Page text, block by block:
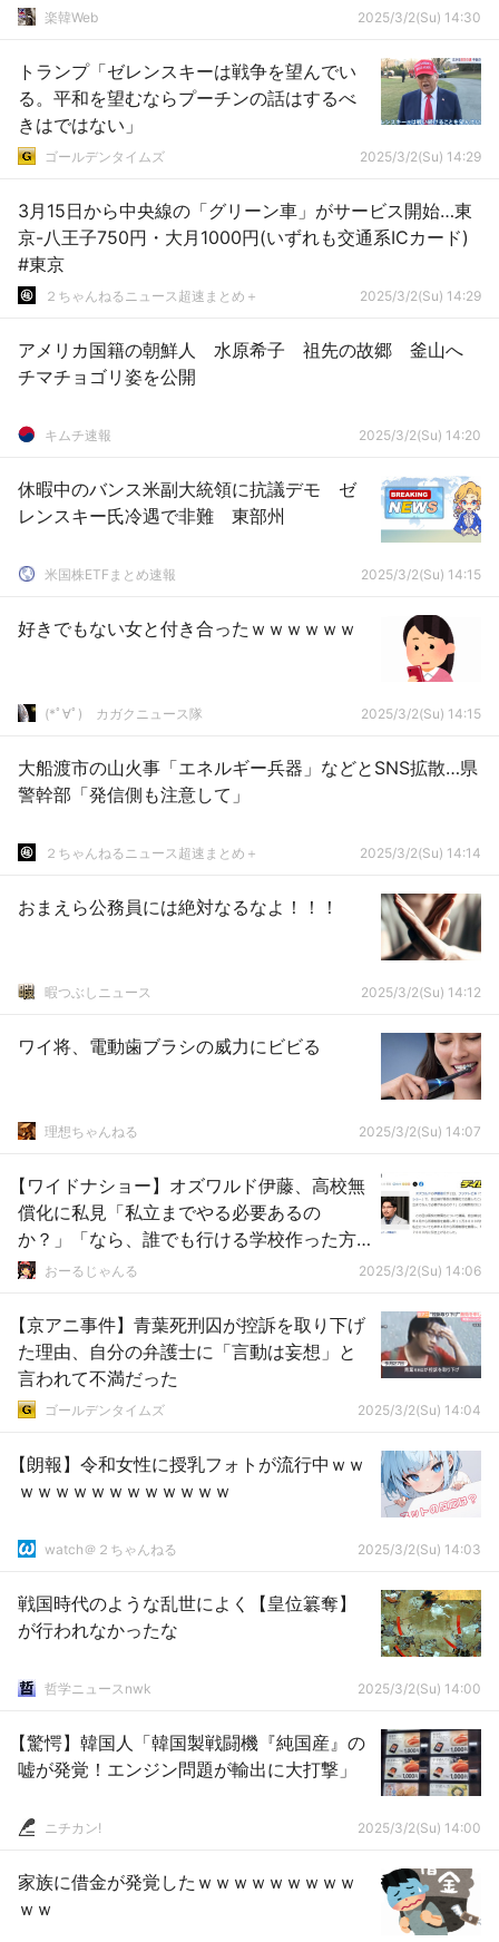
から時代の戦争だ」……うわぁ、ニワカだ。ニワカがいる
楽韓Web 2025/3/2(Su) 14:30
トランプ「ゼレンスキーは戦争を望んでい
る。平和を望むならプーチンの話はするべ
きはではない」
ゴールデンタイムズ 2025/3/2(Su) 14:29
3月15日から中央線の「グリーン車」がサービス開始…東
京-八王子750円・大月1000円(いずれも交通系ICカード)
#東京
２ちゃんねるニュース超速まとめ＋ 2025/3/2(Su) 14:29
アメリカ国籍の朝鮮人 水原希子 祖先の故郷 釜山へ
チマチョゴリ姿を公開
キムチ速報 2025/3/2(Su) 14:20
休暇中のバンス米副大統領に抗議デモ ゼ
レンスキー氏冷遇で非難 東部州
米国株ETFまとめ速報 2025/3/2(Su) 14:15
好きでもない女と付き合ったｗｗｗｗｗｗ
(*ﾟ∀ﾟ)ゞカガクニュース隊 2025/3/2(Su) 14:15
大船渡市の山火事「エネルギー兵器」などとSNS拡散…県
警幹部「発信側も注意して」
２ちゃんねるニュース超速まとめ＋ 2025/3/2(Su) 14:14
おまえら公務員には絶対なるなよ！！！
暇つぶしニュース 2025/3/2(Su) 14:12
ワイ将、電動歯ブラシの威力にビビる
理想ちゃんねる 2025/3/2(Su) 14:07
【ワイドナショー】オズワルド伊藤、高校無
償化に私見「私立までやる必要あるの
か？」「なら、誰でも行ける学校作った方
が早い」これは正論か？
おーるじゃんる 2025/3/2(Su) 14:06
【京アニ事件】青葉死刑囚が控訴を取り下げ
た理由、自分の弁護士に「言動は妄想」と
言われて不満だった
ゴールデンタイムズ 2025/3/2(Su) 14:04
【朗報】令和女性に授乳フォトが流行中ｗｗ
ｗｗｗｗｗｗｗｗｗｗｗｗ
watch＠２ちゃんねる 2025/3/2(Su) 14:03
戦国時代のような乱世によく【皇位簒奪】
が行われなかったな
哲学ニュースnwk 2025/3/2(Su) 14:00
【驚愕】韓国人「韓国製戦闘機『純国産』の
嘘が発覚！エンジン問題が輸出に大打撃」
ニチカン! 2025/3/2(Su) 14:00
家族に借金が発覚したｗｗｗｗｗｗｗｗｗ
ｗｗ